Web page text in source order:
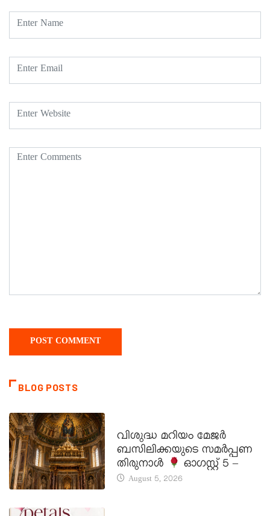
BLOG POSTS
വിശുദ്ധ മറിയം മേജർ
ബസിലിക്കയുടെ സമർപ്പണ
തിരുനാൾ
ഓഗസ്റ്റ് 5 –
August 5, 2026